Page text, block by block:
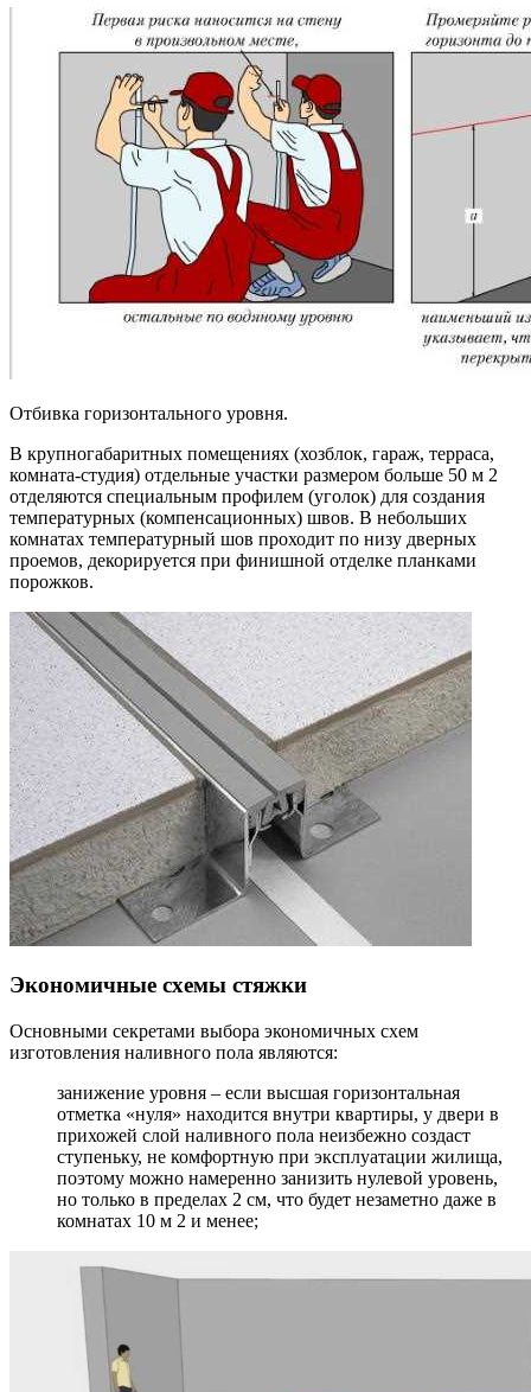
Отбивка горизонтального уровня.
В крупногабаритных помещениях (хозблок, гараж, терраса,
комната-студия) отдельные участки размером больше 50 м 2
отделяются специальным профилем (уголок) для создания
температурных (компенсационных) швов. В небольших
комнатах температурный шов проходит по низу дверных
проемов, декорируется при финишной отделке планками
порожков.
Экономичные схемы стяжки
Основными секретами выбора экономичных схем
изготовления наливного пола являются:
занижение уровня – если высшая горизонтальная
отметка «нуля» находится внутри квартиры, у двери в
прихожей слой наливного пола неизбежно создаст
ступеньку, не комфортную при эксплуатации жилища,
поэтому можно намеренно занизить нулевой уровень,
но только в пределах 2 см, что будет незаметно даже в
комнатах 10 м 2 и менее;